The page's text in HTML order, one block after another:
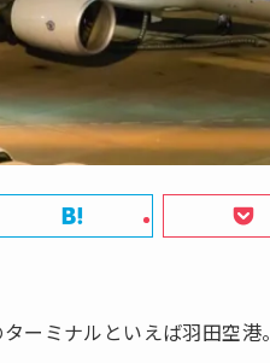
ーミナルといえば羽田空港。